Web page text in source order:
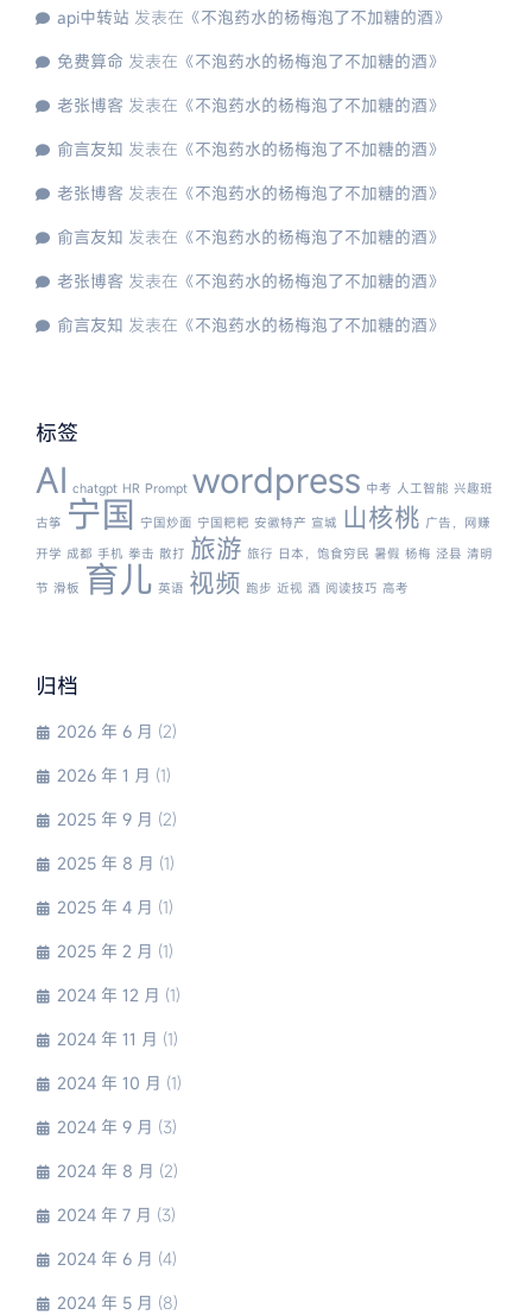
api中转站 发表在《不泡药水的杨梅泡了不加糖的酒》
免费算命 发表在《不泡药水的杨梅泡了不加糖的酒》
老张博客 发表在《不泡药水的杨梅泡了不加糖的酒》
俞言友知 发表在《不泡药水的杨梅泡了不加糖的酒》
老张博客 发表在《不泡药水的杨梅泡了不加糖的酒》
俞言友知 发表在《不泡药水的杨梅泡了不加糖的酒》
老张博客 发表在《不泡药水的杨梅泡了不加糖的酒》
俞言友知 发表在《不泡药水的杨梅泡了不加糖的酒》
标签
AI chatgpt HR Prompt wordpress 中考 人工智能 兴趣班
古筝 宁国 宁国炒面 宁国粑粑 安徽特产 宣城 山核桃 广告，网赚
开学 成都 手机 拳击 散打 旅游 旅行 日本，饱食穷民 暑假 杨梅 泾县 清明
节 滑板 育儿 英语 视频 跑步 近视 酒 阅读技巧 高考
归档
2026 年 6 月 (2)
2026 年 1 月 (1)
2025 年 9 月 (2)
2025 年 8 月 (1)
2025 年 4 月 (1)
2025 年 2 月 (1)
2024 年 12 月 (1)
2024 年 11 月 (1)
2024 年 10 月 (1)
2024 年 9 月 (3)
2024 年 8 月 (2)
2024 年 7 月 (3)
2024 年 6 月 (4)
2024 年 5 月 (8)